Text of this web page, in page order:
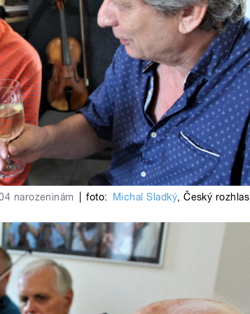
narozeninám foto: Michal Sladký,Český rozhlas